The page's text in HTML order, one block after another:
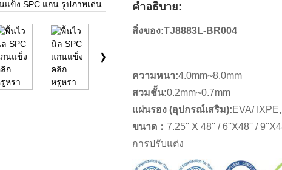
คำอธิบาย:
สิ่งของ:TJ8883L-BR004
ความหนา:4.0mm~8.0mm
สวมชั้น:0.2mm~0.7mm
แผ่นรอง (อุปกรณ์เสริม):EVA/
ขนาด ：7.25'' X 48'' / 6''X48'' /
การปรับแต่ง